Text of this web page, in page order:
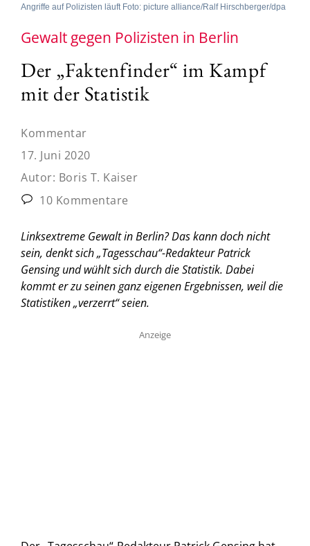
Angriffe auf Polizisten läuft Foto: picture alliance/Ralf Hirschberger/dpa
Gewalt gegen Polizisten in Berlin
Der „Faktenfinder“ im Kampf
mit der Statistik
Kommentar
17. Juni 2020
Autor: Boris T. Kaiser
10 Kommentare
Linksextreme Gewalt in Berlin? Das kann doch nicht
sein, denkt sich „Tagesschau“-Redakteur Patrick
Gensing und wühlt sich durch die Statistik. Dabei
kommt er zu seinen ganz eigenen Ergebnissen, weil die
Statistiken „verzerrt“ seien.
Anzeige